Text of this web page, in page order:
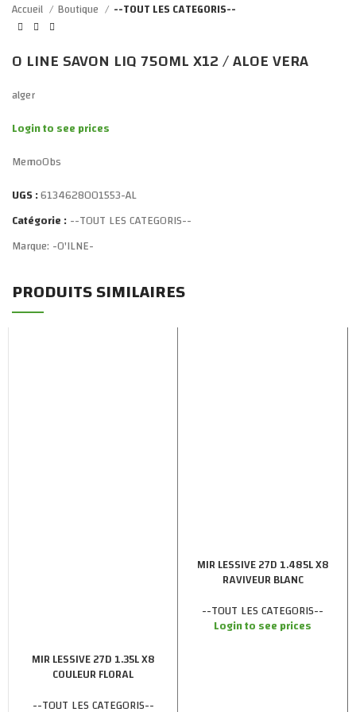
Accueil Boutique --TOUT LES CATEGORIS--
O LINE SAVON LIQ 750ML X12 / ALOE VERA
alger
Login to see prices
MemoObs
UGS :6134628001553-AL
Catégorie :--TOUT LES CATEGORIS--
Marque: -O'ILNE-
PRODUITS SIMILAIRES
MIR LESSIVE 27D 1.35L X8
COULEUR FLORAL
--TOUT LES CATEGORIS--
MIR LESSIVE 27D 1.485L X8
RAVIVEUR BLANC
--TOUT LES CATEGORIS--
Login to see prices